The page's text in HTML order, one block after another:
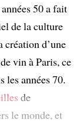
50 a fait
de la culture
création d’une
vin à Paris, ce
les années 70.
de
le monde, et